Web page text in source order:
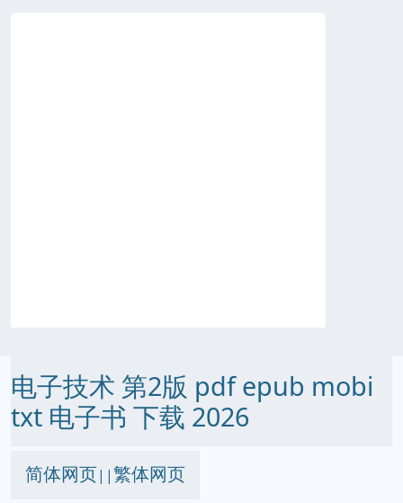
电子技术 第2版 pdf epub mobi
txt 电子书 下载 2026
简体网页||繁体网页